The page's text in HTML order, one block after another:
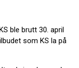
ble brutt 30. april
som KS la på